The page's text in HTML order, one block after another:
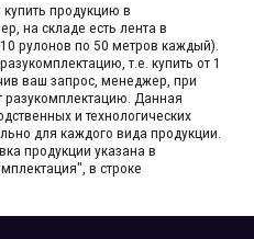
продукцию в
на складе​ есть лента в
рулонов по 50 метров каждый).​
т.е. купить от 1
ваш запрос,​ менеджер, при
разукомплектацию. Данная
и технологических
для каждого вида продукции.​
продукции указана в
в строке